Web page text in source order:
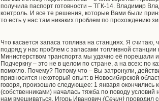
получила паспорт готовности – ТГК-14. Владимир
контроль. И все те решения, которые Вами были
то есть у нас там никаких проблем по прохождению
Что касается запаса топлива на станциях. Я
подряд у нас проблем с запасами топливной
Министерством транспорта мы удачно её порешали
Подчеркну – это не в целом по стране, а на всех: по
помогло. Почему? Потому что – Вы затронули,
привносится некоторый опыт: в Новосибирской
говоря, произошло следующее: 1 января окончились
(собственниками) началась тяжба по поводу
нам вмешиваться, Игорь Иванович(Сечин) проводил